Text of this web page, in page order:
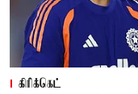
கிரிக்கெட்